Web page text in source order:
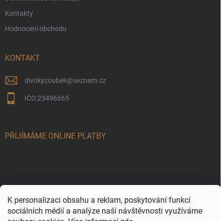
K personalizaci obsahu a reklam, poskytování funkcí
sociálních médií a analýze naší návštěvnosti využíváme
Kontakty
Hodnocení obchodu
KONTAKT
divokyzoubek@seznam.cz
IČO:23496665
PŘIJÍMÁME ONLINE PLATBY